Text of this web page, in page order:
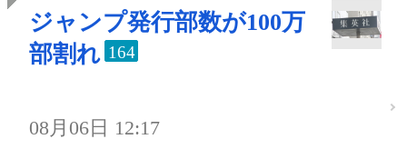
ジャンプ発行部数が100万
部割れ 164
08月06日 12:17